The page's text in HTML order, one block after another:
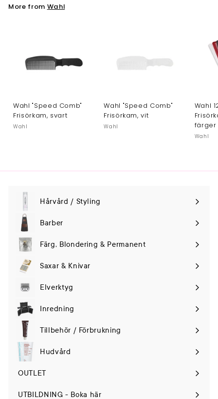
More from Wahl
Wahl "Speed Comb"
Frisörkam, svart
Wahl
Wahl "Speed Comb"
Frisörkam, vit
Wahl
Wahl
färger
Wahl
Hårvård / Styling
Expand
submenuBarber
Färg, Blondering & Permanent
Saxar & Knivar
Elverktyg
Expand
submenuInredning
Tillbehör / Förbrukning
Hudvård
Expand
submenu
OUTLET
UTBILDNING - Boka här